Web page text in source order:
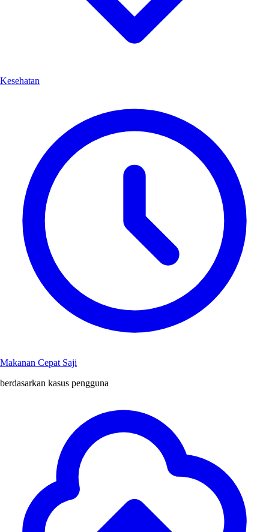
Kesehatan
Makanan Cepat Saji
berdasarkan kasus pengguna